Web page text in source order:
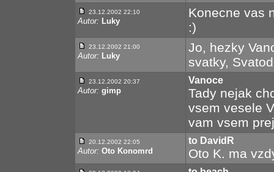
23.12.2002 22:10
Autor: Luky
Konecne vas
:)
23.12.2002 21:00
Autor: Luky
Jo, hezky
svatky,
23.12.2002 20:37
Autor: gimp
Vanoce
Tady nejak
vsem vesele
vam vsem
20.12.2002 22:05
Autor: Oto Konomrd
to DavidR
Oto K. ma